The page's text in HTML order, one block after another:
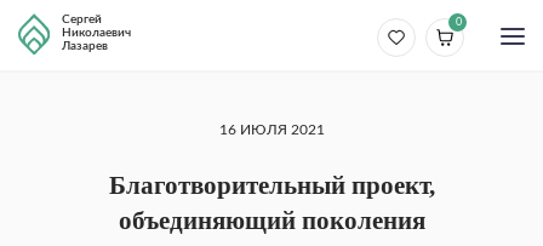
Сергей
Николаевич
Лазарев
0
16 ИЮЛЯ 2021
Благотворительный проект,
объединяющий поколения